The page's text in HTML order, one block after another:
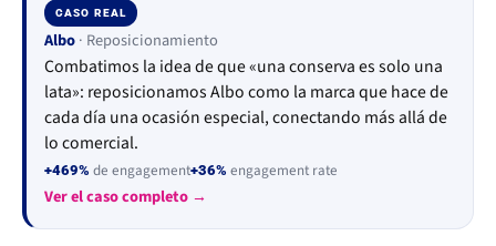
▶
CASO REAL
Albo· Reposicionamiento
Combatimos la idea de que «una conserva es solo una
lata»: reposicionamos Albo como la marca que hace de
cada día una ocasión especial, conectando más allá de
lo comercial.
+469% de engagement+36% engagement rate
Ver el caso completo →